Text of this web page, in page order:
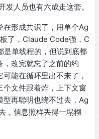
发人员也有六成走这套。
形成共识了，用单个Ag
了，Claude Code强，C
单线程的，但说到底都
，改完就忘了之前的约
能在循环里出不来了，
文件跟着炸，上下文窗
型再聪明也绕不过去，Ag
，信息照样丢得一塌糊